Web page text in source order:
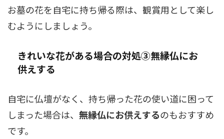
お墓の花を自宅に持ち帰る際は、観賞用として楽し
むようにしましょう。
きれいな花がある場合の対処③無縁仏にお
供えする
自宅に仏壇がなく、持ち帰った花の使い道に困って
しまった場合は、 無縁仏にお供えするのもおすすめ
です。